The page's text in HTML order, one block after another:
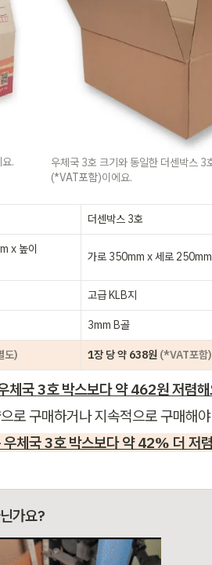
.
(*VAT포함)이에요.
더센박스 3호
x 높이
가로 350mm x 세로
고급 KLB지
3mm B골
도) 1장 당 약 638원 (*VAT포함)
체국 3호 박스보다 약 462원 저렴
로 구매하거나 지속적으로 구매해
체국 3호 박스보다 약 42% 더 저
가요?